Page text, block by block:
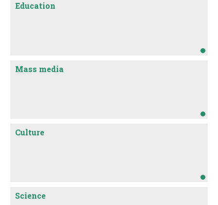
Education
Mass media
Culture
Science